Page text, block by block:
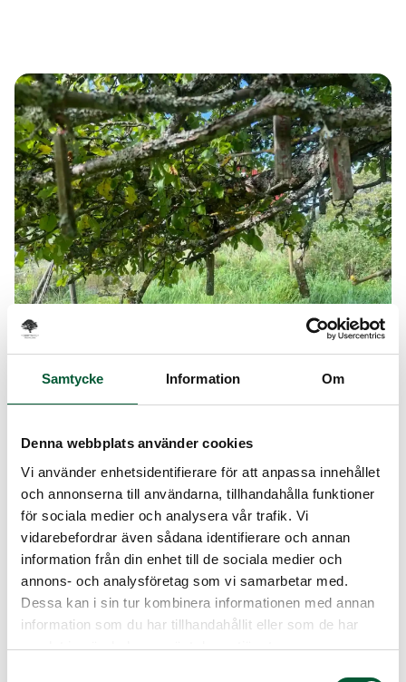
Samtycke Information Om
Denna webbplats använder cookies
Vi använder enhetsidentifierare för att anpassa innehållet
och annonserna till användarna, tillhandahålla funktioner
för sociala medier och analysera vår trafik. Vi
vidarebefordrar även sådana identifierare och annan
information från din enhet till de sociala medier och
annons- och analysföretag som vi samarbetar med.
Dessa kan i sin tur kombinera informationen med annan
information som du har tillhandahållit eller som de har
samlat in när du har använt deras tjänster.
Varför ympar man träd
Det vanligaste skälet till att ympa träd är att
bevara en fruktsort. Eftersom fruktträd inte alltid
blir likadana när de planteras från kärna används
ympning för att säkerställa att sorten förblir
densamma. Ympning används också för att
skapa träd med särskilda egenskaper, till